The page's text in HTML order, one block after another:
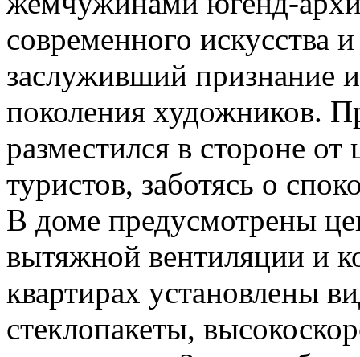
современного искусства
заслуживший признание
поколения художников.
разместился в стороне
туристов, заботясь о
В доме предусмотрены
вытяжной вентиляции и
квартирах установлены
стеклопакеты,